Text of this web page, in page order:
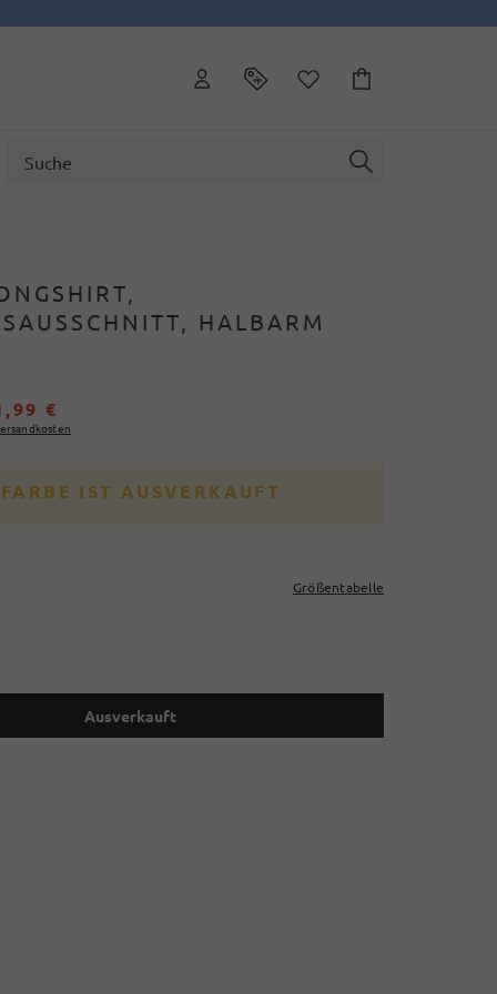
HALBARM
€
IST AUSVERKAUFT
Größentabelle
Ausverkauft